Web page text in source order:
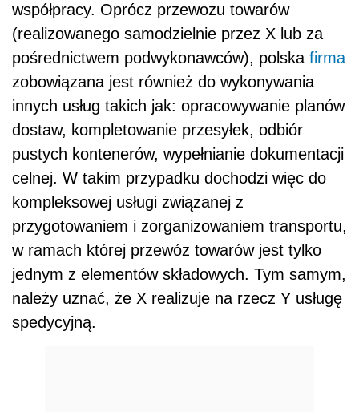
współpracy. Oprócz przewozu towarów
(realizowanego samodzielnie przez X lub za
pośrednictwem podwykonawców), polska firma
zobowiązana jest również do wykonywania
innych usług takich jak: opracowywanie planów
dostaw, kompletowanie przesyłek, odbiór
pustych kontenerów, wypełnianie dokumentacji
celnej. W takim przypadku dochodzi więc do
kompleksowej usługi związanej z
przygotowaniem i zorganizowaniem transportu,
w ramach której przewóz towarów jest tylko
jednym z elementów składowych. Tym samym,
należy uznać, że X realizuje na rzecz Y usługę
spedycyjną.